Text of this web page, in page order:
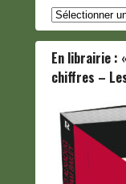
Archives
En librairie :
chiffres –